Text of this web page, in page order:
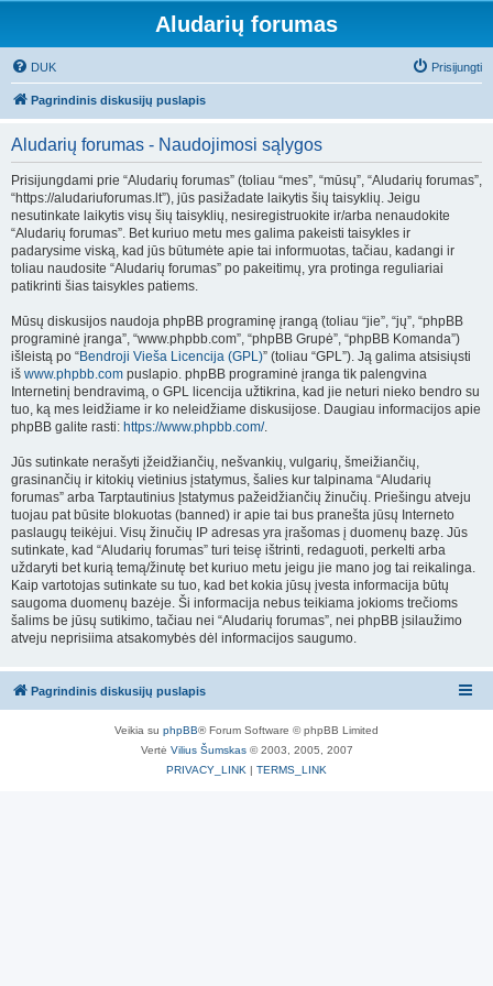
Aludarių forumas
DUK Prisijungti
Pagrindinis diskusijų puslapis
Aludarių forumas - Naudojimosi sąlygos
Prisijungdami prie “Aludarių forumas” (toliau “mes”, “mūsų”, “Aludarių forumas”,
“https://aludariuforumas.lt”), jūs pasižadate laikytis šių taisyklių. Jeigu
nesutinkate laikytis visų šių taisyklių, nesiregistruokite ir/arba nenaudokite
“Aludarių forumas”. Bet kuriuo metu mes galima pakeisti taisykles ir
padarysime viską, kad jūs būtumėte apie tai informuotas, tačiau, kadangi ir
toliau naudosite “Aludarių forumas” po pakeitimų, yra protinga reguliariai
patikrinti šias taisykles patiems.
Mūsų diskusijos naudoja phpBB programinę įrangą (toliau “jie”, “jų”, “phpBB
programinė įranga”, “www.phpbb.com”, “phpBB Grupė”, “phpBB Komanda”)
išleistą po “Bendroji Vieša Licencija (GPL)” (toliau “GPL”). Ją galima atsisiųsti
iš www.phpbb.com puslapio. phpBB programinė įranga tik palengvina
Internetinį bendravimą, o GPL licencija užtikrina, kad jie neturi nieko bendro su
tuo, ką mes leidžiame ir ko neleidžiame diskusijose. Daugiau informacijos apie
phpBB galite rasti: https://www.phpbb.com/.
Jūs sutinkate nerašyti įžeidžiančių, nešvankių, vulgarių, šmeižiančių,
grasinančių ir kitokių vietinius įstatymus, šalies kur talpinama “Aludarių
forumas” arba Tarptautinius Įstatymus pažeidžiančių žinučių. Priešingu atveju
tuojau pat būsite blokuotas (banned) ir apie tai bus pranešta jūsų Interneto
paslaugų teikėjui. Visų žinučių IP adresas yra įrašomas į duomenų bazę. Jūs
sutinkate, kad “Aludarių forumas” turi teisę ištrinti, redaguoti, perkelti arba
uždaryti bet kurią temą/žinutę bet kuriuo metu jeigu jie mano jog tai reikalinga.
Kaip vartotojas sutinkate su tuo, kad bet kokia jūsų įvesta informacija būtų
saugoma duomenų bazėje. Ši informacija nebus teikiama jokioms trečioms
šalims be jūsų sutikimo, tačiau nei “Aludarių forumas”, nei phpBB įsilaužimo
atveju neprisiima atsakomybės dėl informacijos saugumo.
Pagrindinis diskusijų puslapis
Veikia su phpBB® Forum Software © phpBB Limited
Vertė Vilius Šumskas© 2003, 2005, 2007
PRIVACY_LINK | TERMS_LINK